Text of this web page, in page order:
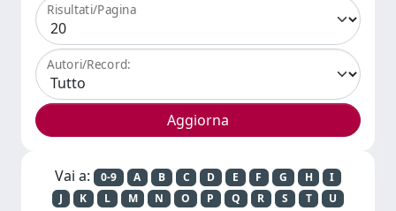
Risultati/Pagina
Autori/Record:
Vai a: 0-9 A B C D E F G H
I
J
K L M N O P Q R S T
U